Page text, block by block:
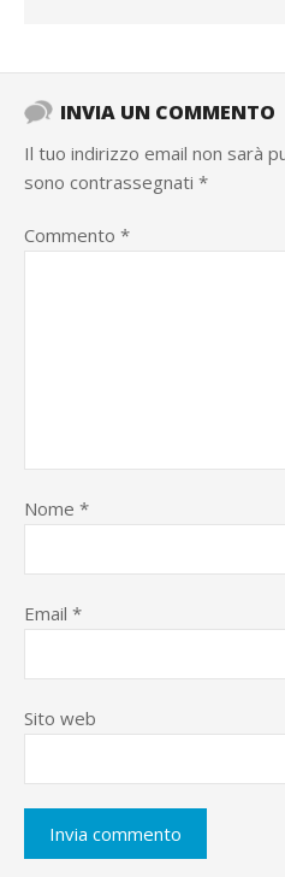
INVIA UN COMMENTO
Il tuo indirizzo email non sarà
sono contrassegnati *
Commento *
Nome *
Email *
Sito web